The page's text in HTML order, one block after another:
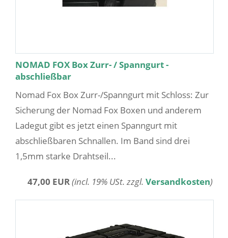
NOMAD FOX Box Zurr- / Spanngurt -
abschließbar
Nomad Fox Box Zurr-/Spanngurt mit Schloss: Zur
Sicherung der Nomad Fox Boxen und anderem
Ladegut gibt es jetzt einen Spanngurt mit
abschließbaren Schnallen. Im Band sind drei
1,5mm starke Drahtseil...
47,00 EUR(incl. 19% USt. zzgl. Versandkosten)